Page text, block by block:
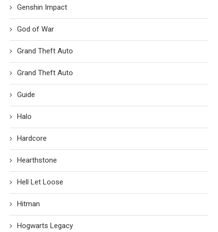
Genshin Impact
God of War
Grand Theft Auto
Grand Theft Auto
Guide
Halo
Hardcore
Hearthstone
Hell Let Loose
Hitman
Hogwarts Legacy